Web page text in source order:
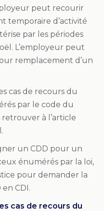
peut recourir
temporaire d’activité
par les périodes
L’employeur peut
remplacement d’un
cas de recours du
par le code du
retrouver à l’article
un CDD pour un
énumérés par la loi,
pour demander la
CDI.
cas de recours du